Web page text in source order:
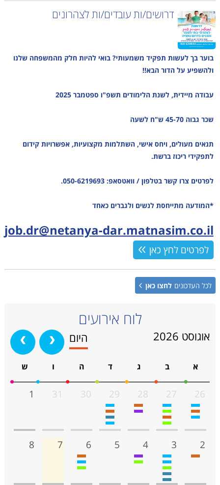
דרושים/ות עובדים/ות לצהרונים
בוער בך לעשות תפקיד משמעותי? בואי להיות חלק מהמשפחה שלנו
ולהשפיע על הדור הבא!!
עבודה מיידית, לשנת הלימודים תשפ"ו ספטמבר 2025
שכר גבוה 45-70 ש"ח לשעה
תנאים מעולים, ויחס אישי, השתלמות מקצועיות, אפשרויות קידום
לתפקידי ריכוז ברשת.
לפרטים צרו קשר בטלפון / וואטסאפ: 050-6219693.
*המודעה מתייחסת לנשים ולגברים כאחד
job.dr@netanya-dar.matnasim.co.il
לפרטים לחץ כאן
לכל העדכונים לחצו כאן
לוח אירועים
‹ › היום אוגוסט 2026
ש ו ה ד ג ב א
1 31 30 29 28 27 26
8 7 6 5 4 3 2